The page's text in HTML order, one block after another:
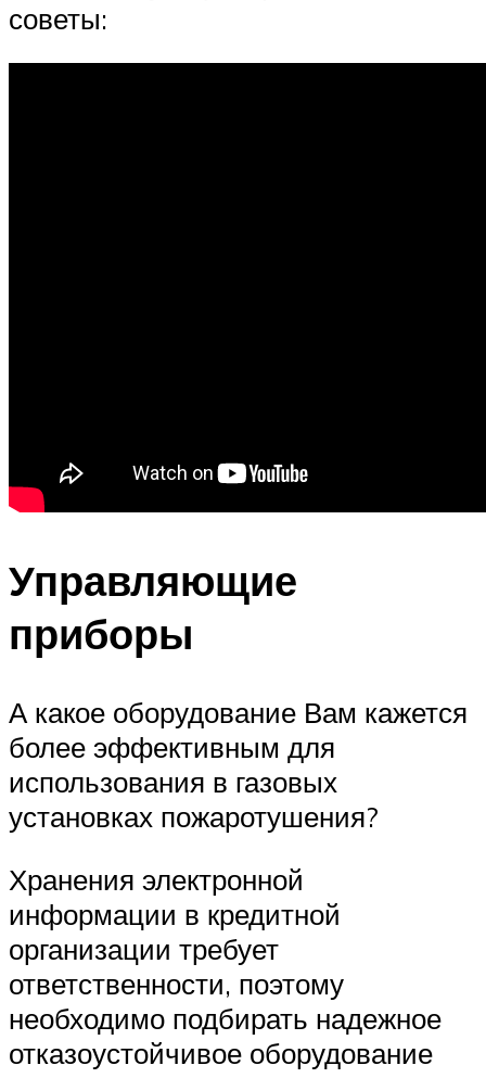
советы:
Управляющие
приборы
А какое оборудование Вам кажется
более эффективным для
использования в газовых
установках пожаротушения?
Хранения электронной
информации в кредитной
организации требует
ответственности, поэтому
необходимо подбирать надежное
отказоустойчивое оборудование